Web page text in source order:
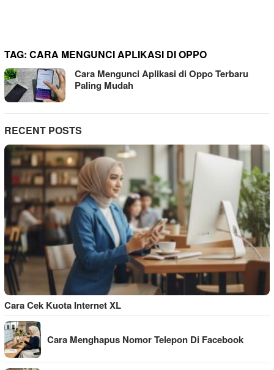
TAG: CARA MENGUNCI APLIKASI DI OPPO
Cara Mengunci Aplikasi di Oppo Terbaru
Paling Mudah
RECENT POSTS
Cara Cek Kuota Internet XL
Cara Menghapus Nomor Telepon Di Facebook